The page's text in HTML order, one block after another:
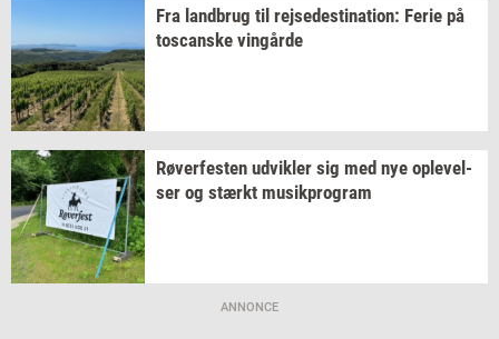
Fra land­brug til rej­se­desti­na­tion: Ferie på
toscan­ske vin­går­de
Rø­ver­fe­sten ud­vik­ler sig med nye op­le­vel­
ser og stærkt mu­sikpro­gram
ANNONCE